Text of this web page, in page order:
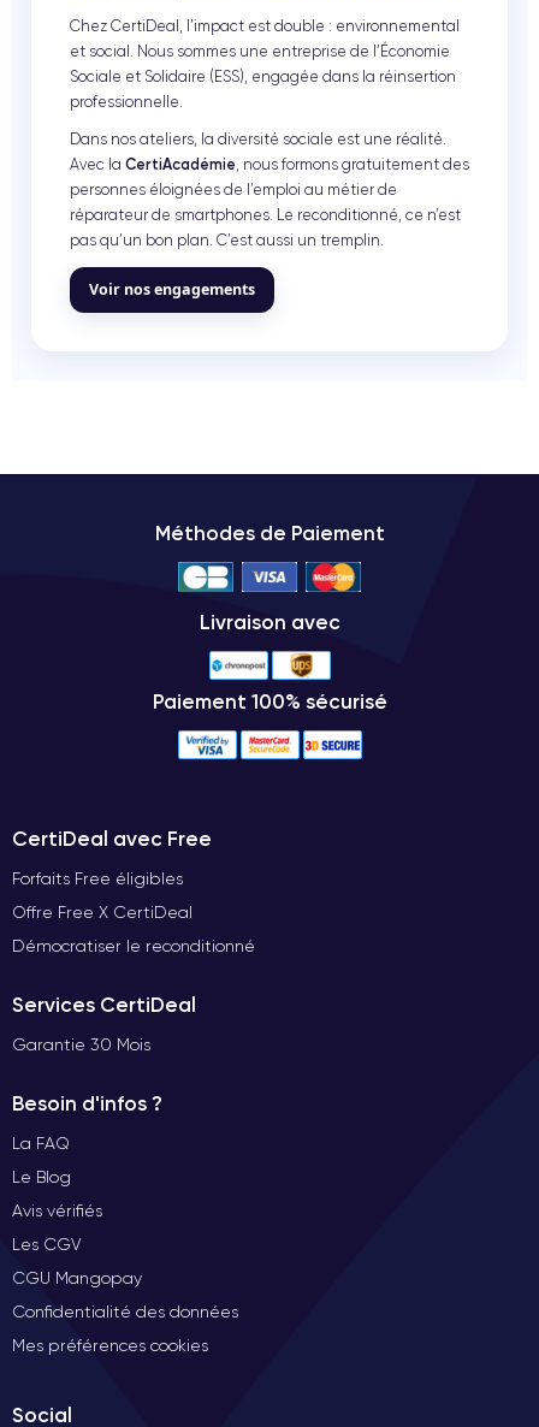
Chez CertiDeal, l’impact est double : environnemental
et social. Nous sommes une entreprise de l’Économie
Sociale et Solidaire (ESS), engagée dans la réinsertion
professionnelle.
Dans nos ateliers, la diversité sociale est une réalité.
Avec la CertiAcadémie, nous formons gratuitement des
personnes éloignées de l’emploi au métier de
réparateur de smartphones. Le reconditionné, ce n’est
pas qu’un bon plan. C’est aussi un tremplin.
Voir nos engagements
Méthodes de Paiement
Livraison avec
Paiement 100% sécurisé
CertiDeal avec Free
Forfaits Free éligibles
Offre Free X CertiDeal
Démocratiser le reconditionné
Services CertiDeal
Garantie 30 Mois
Besoin d'infos ?
La FAQ
Le Blog
Avis vérifiés
Les CGV
CGU Mangopay
Confidentialité des données
Mes préférences cookies
Social